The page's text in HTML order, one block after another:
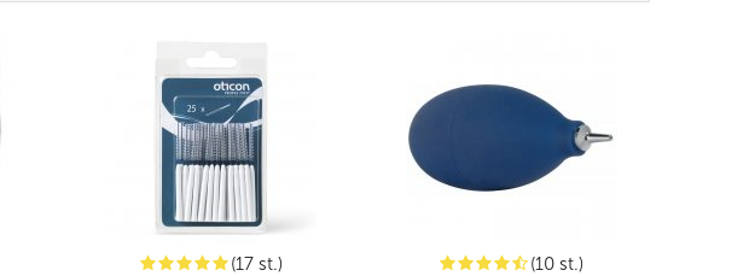
(17 st.) (10 st.)